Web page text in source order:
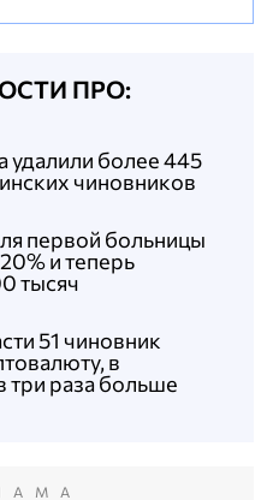
ПРО:
51 чиновник
в
три раза больше
первой больницы
и теперь
тысяч
удалили более 445
чиновников